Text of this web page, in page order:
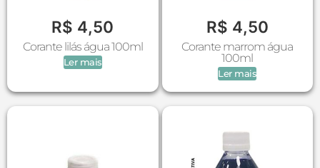
R$ 4,50
Corante lilás água 100ml
Ler mais
R$ 4,50
Corante marrom água
100ml
Ler mais